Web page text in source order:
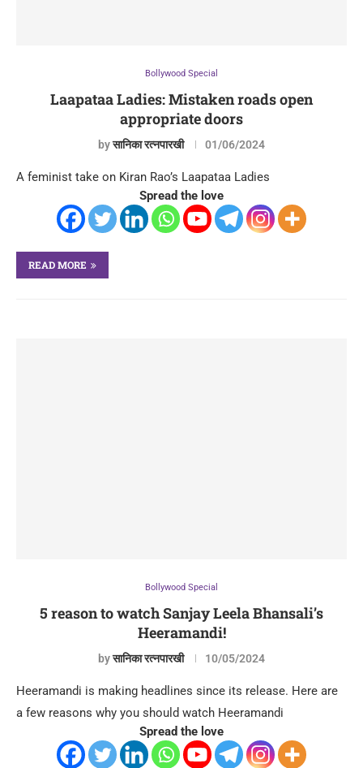
Bollywood Special
Laapataa Ladies: Mistaken roads open
appropriate doors
byसानिका रत्नपारखी 01/06/2024
A feminist take on Kiran Rao’s Laapataa Ladies
Spread the love
READ MORE
Bollywood Special
5 reason to watch Sanjay Leela Bhansali’s
Heeramandi!
byसानिका रत्नपारखी 10/05/2024
Heeramandi is making headlines since its release. Here are
a few reasons why you should watch Heeramandi
Spread the love